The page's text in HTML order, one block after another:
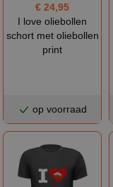
€ 24,95
I love oliebollen
schort met oliebollen
print
op voorraad